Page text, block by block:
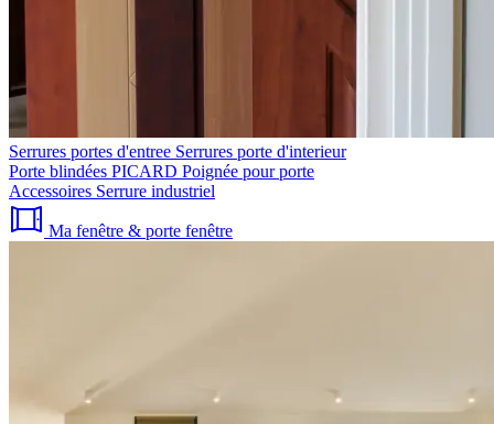
Serrures portes d'entree Serrures porte d'interieur
Porte blindées PICARD Poignée pour porte
Accessoires Serrure industriel
Ma fenêtre & porte fenêtre